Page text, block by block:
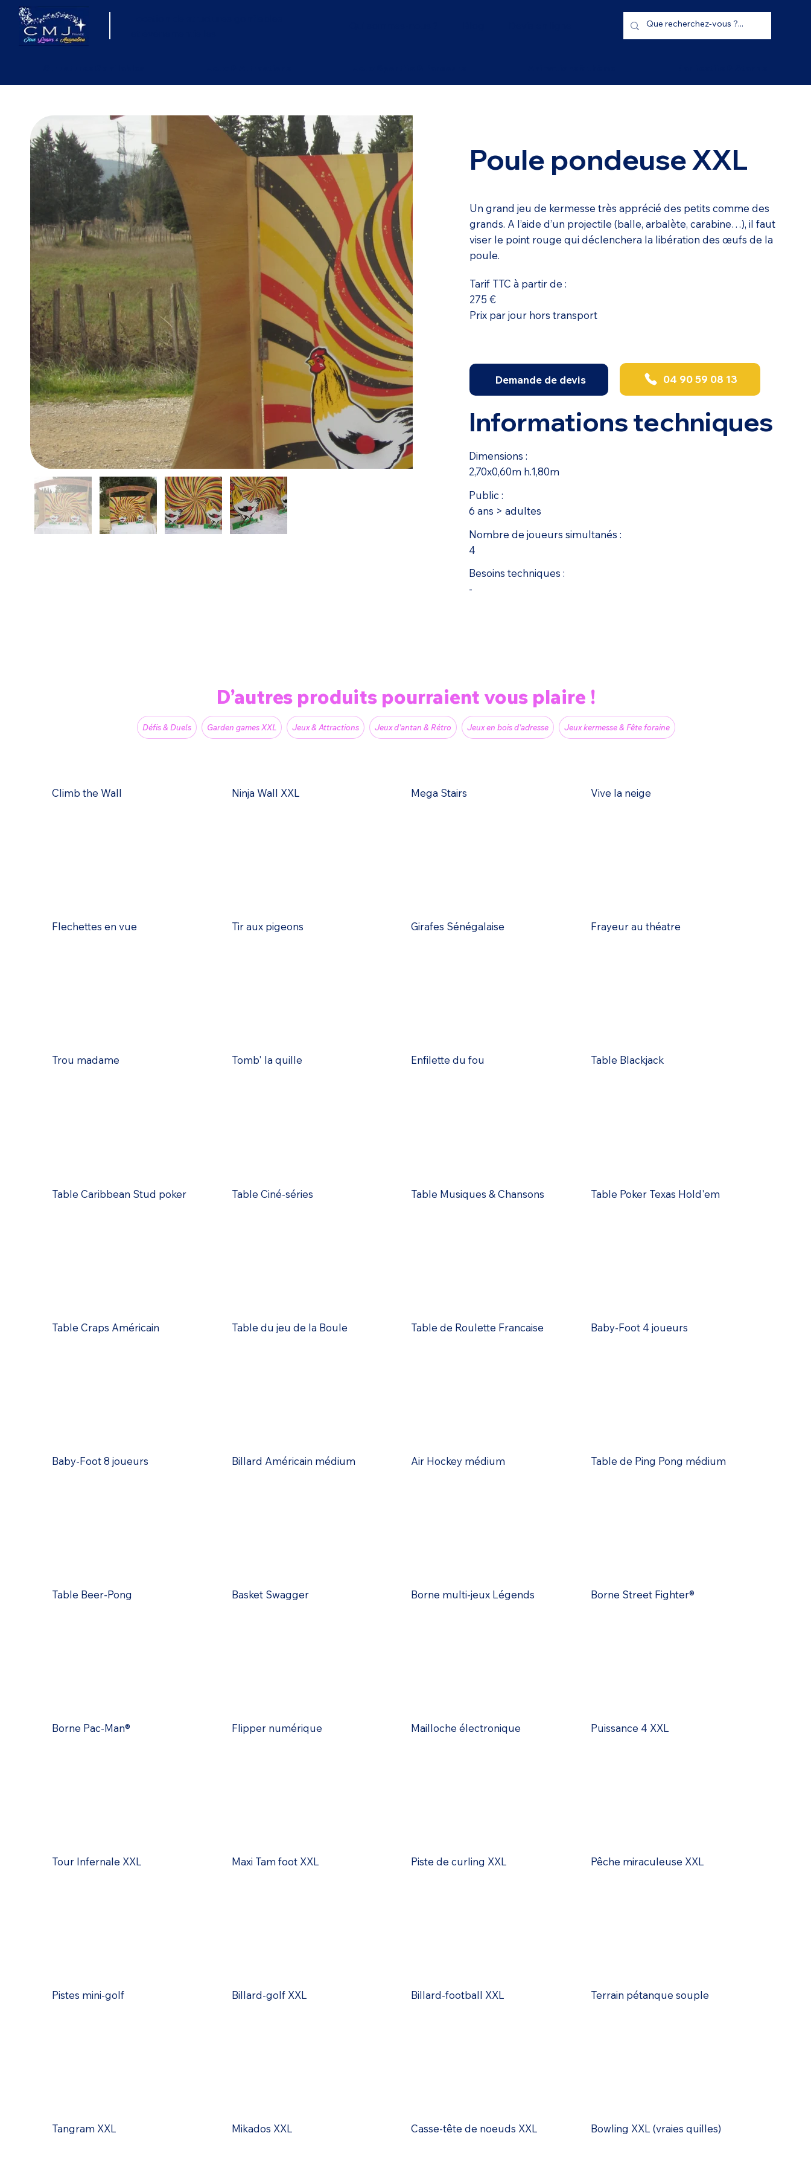
Poule pondeuse XXL
Un grand jeu de kermesse très apprécié des petits comme des
grands. A l’aide d’un projectile (balle, arbalète, carabine…), il faut
viser le point rouge qui déclenchera la libération des œufs de la
poule.
Tarif TTC à partir de :
275 €
Prix par jour hors transport
Demande de devis 04 90 59 08 13
Informations techniques
Dimensions :
2,70x0,60m h.1,80m
Public :
6 ans > adultes
Nombre de joueurs simultanés :
4
Besoins techniques :
-
D’autres produits pourraient vous plaire !
Défis & Duels Garden games XXL Jeux & Attractions Jeux d'antan & Rétro Jeux en bois d'adresse Jeux kermesse & Fête foraine
Climb the Wall Ninja Wall XXL Mega Stairs Vive la neige
Flechettes en vue Tir aux pigeons Girafes Sénégalaise Frayeur au théatre
Trou madame Tomb' la quille Enfilette du fou Table Blackjack
Table Caribbean Stud poker Table Ciné-séries Table Musiques & Chansons Table Poker Texas Hold'em
Table Craps Américain Table du jeu de la Boule Table de Roulette Francaise Baby-Foot 4 joueurs
Baby-Foot 8 joueurs Billard Américain médium Air Hockey médium Table de Ping Pong médium
Table Beer-Pong Basket Swagger Borne multi-jeux Légends Borne Street Fighter®
Borne Pac-Man® Flipper numérique Mailloche électronique Puissance 4 XXL
Tour Infernale XXL Maxi Tam foot XXL Piste de curling XXL Pêche miraculeuse XXL
Pistes mini-golf Billard-golf XXL Billard-football XXL Terrain pétanque souple
Tangram XXL Mikados XXL Casse-tête de noeuds XXL Bowling XXL (vraies quilles)